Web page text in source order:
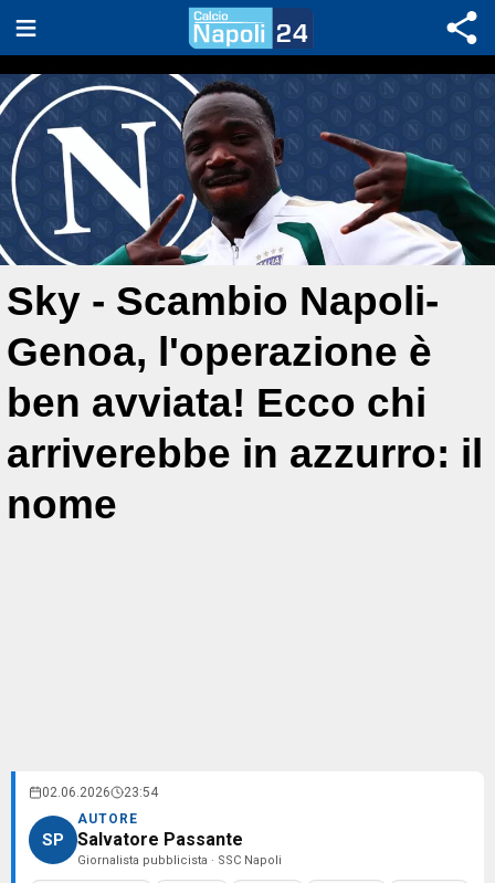
Sky - Scambio Napoli-
Genoa, l'operazione è
ben avviata! Ecco chi
arriverebbe in azzurro: il
nome
02.06.2026 23:54
SP
AUTORE
Salvatore Passante
Giornalista pubblicista · SSC Napoli